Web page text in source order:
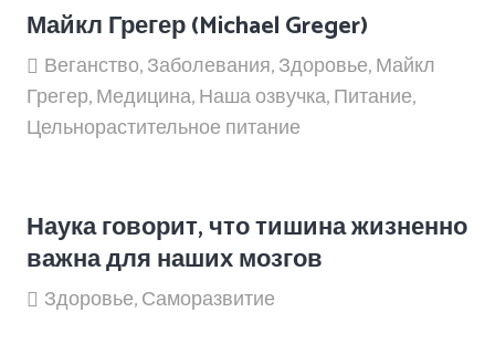
Майкл Грегер (Michael Greger)
Веганство,Заболевания,Здоровье,Майкл
Грегер,Медицина,Наша озвучка,Питание,
Цельнорастительное питание
Наука говорит, что тишина жизненно
важна для наших мозгов
Здоровье,Саморазвитие